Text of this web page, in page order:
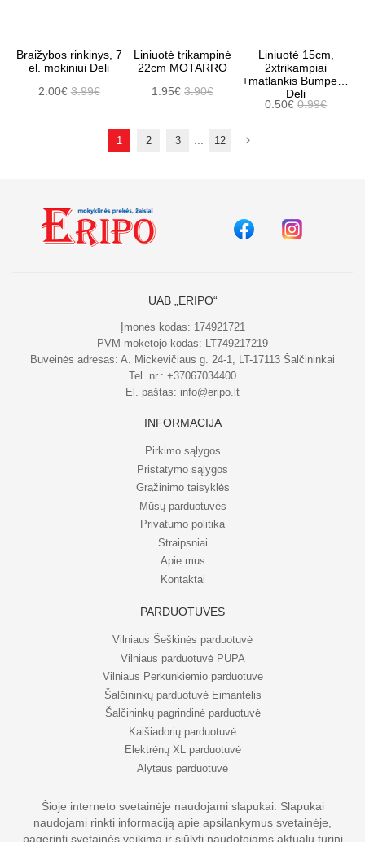
Braižybos rinkinys, 7
el. mokiniui Deli
2.00€3.99€
Liniuotė trikampinė
22cm MOTARRO
1.95€ 3.90€
Liniuotė 15cm,
2xtrikampiai
+matlankis Bumpees
Deli
0.50€0.99€
1 2 3 12
UAB „ERIPO“
Įmonės kodas: 174921721
PVM mokėtojo kodas: LT749217219
Buveinės adresas: A. Mickevičiaus g. 24-1, LT-17113 Šalčininkai
Tel. nr.: +37067034400
El. paštas: info@eripo.lt
INFORMACIJA
Pirkimo sąlygos
Pristatymo sąlygos
Grąžinimo taisyklės
Mūsų parduotuvės
Privatumo politika
Straipsniai
Apie mus
Kontaktai
PARDUOTUVĖS
Vilniaus Šeškinės parduotuvė
Vilniaus parduotuvė PUPA
Vilniaus Perkūnkiemio parduotuvė
Šalčininkų parduotuvė Eimantėlis
Šalčininkų pagrindinė parduotuvė
Kaišiadorių parduotuvė
Elektrėnų XL parduotuvė
Alytaus parduotuvė
© UAB Eripo 2026. Visos teisės saugomos
Šioje interneto svetainėje naudojami slapukai. Slapukai
naudojami rinkti informaciją apie apsilankymus svetainėje,
pagerinti svetainės veikimą ir siūlyti naudotojams aktualų turinį